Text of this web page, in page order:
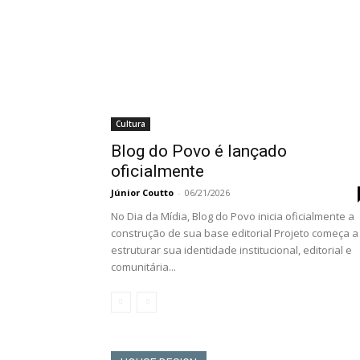
Cultura
Blog do Povo é lançado
oficialmente
Júnior Coutto - 06/21/2026
No Dia da Mídia, Blog do Povo inicia oficialmente a
construção de sua base editorial Projeto começa a
estruturar sua identidade institucional, editorial e
comunitária...